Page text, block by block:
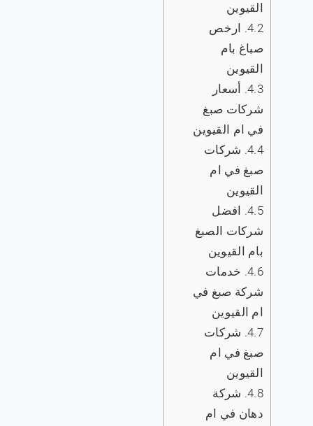
القيوين
4.2.
ارخص
صباغ بام
القيوين
4.3.
أسعار
شركات صبغ
في ام القيوين
4.4. شركات
صبغ في ام
القيوين
4.5.
افضل
شركات الصبغ
بام القيوين
4.6. خدمات
شركة صبغ في
ام القيوين
4.7. ‏شركات
صبغ في ام
القيوين
4.8. ‏شركة
دهان في ام